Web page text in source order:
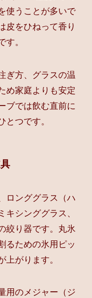
使うことが多いで
皮をひねって香り
す。
ぎ方、グラスの温
め家庭よりも安定
ブでは飲む直前に
とつです。
ロンググラス（ハ
キシンググラス、
絞り器です。丸氷
るための氷用ピッ
上がります。
用のメジャー（ジ